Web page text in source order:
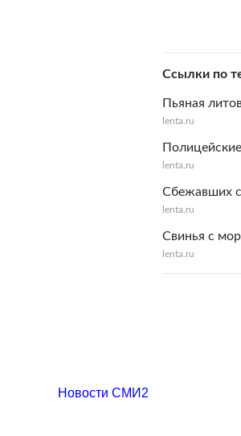
Ссылки по
Пьяная
lenta.ru
lenta.ru
Сбежавших
lenta.ru
Свинья с
lenta.ru
Новости СМИ2